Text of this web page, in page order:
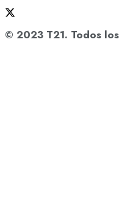
© 2023 T21. Todos